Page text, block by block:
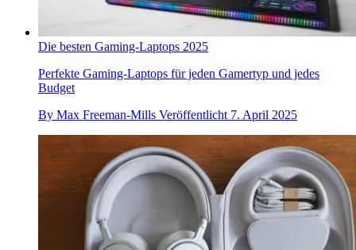
Die besten Gaming-Laptops 2025
Perfekte Gaming-Laptops für jeden Gamertyp und jedes
Budget
By Max Freeman-Mills Veröffentlicht 7. April 2025